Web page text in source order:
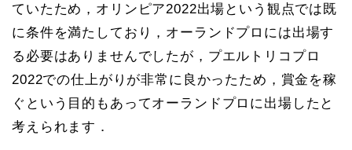
ていたため，オリンピア2022出場という観点では既
に条件を満たしており，オーランドプロには出場す
る必要はありませんでしたが，プエルトリコプロ
2022での仕上がりが非常に良かったため，賞金を稼
ぐという目的もあってオーランドプロに出場したと
考えられます．